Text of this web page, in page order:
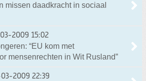
missen daadkracht in sociaal
2009 15:02
“EU kom met
mensenrechten in Wit Rusland”
2009 22:39